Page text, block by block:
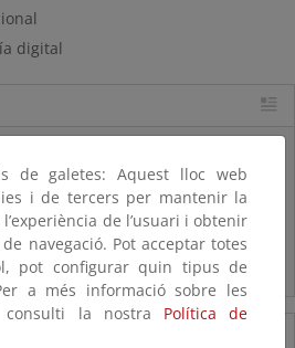
digital
la Lista Patrón de las especies
y reparto de beneficios
de galetes: Aquest lloc web
i de tercers per mantenir la
de l’usuari i obtenir
navegació. Pot acceptar totes
pot configurar quin tipus de
a més informació sobre les
consulti la nostra Política de